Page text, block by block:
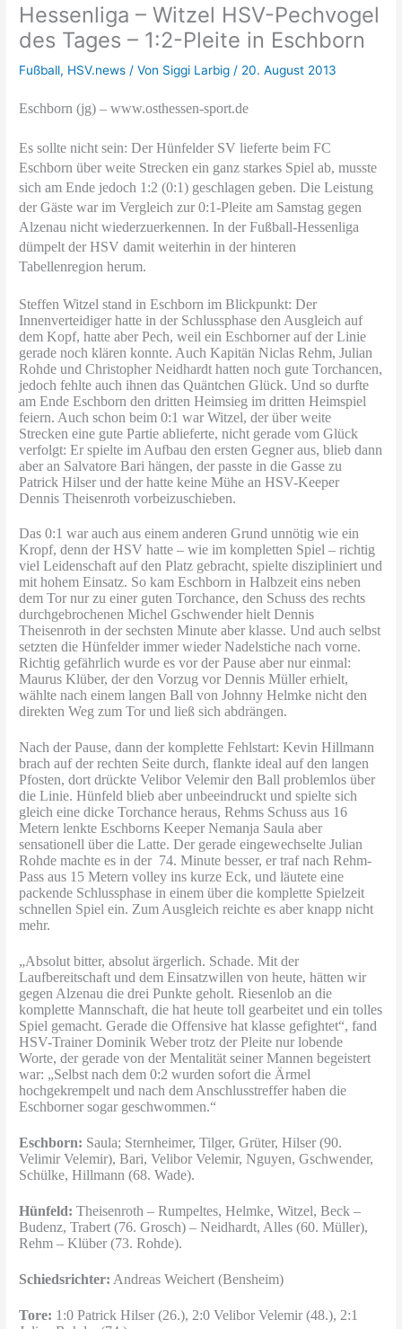
Hessenliga – Witzel HSV-Pechvogel
des Tages – 1:2-Pleite in Eschborn
Fußball, HSV.news / Von Siggi Larbig / 20. August 2013
Eschborn (jg) – www.osthessen-sport.de
Es sollte nicht sein: Der Hünfelder SV lieferte beim FC
Eschborn über weite Strecken ein ganz starkes Spiel ab, musste
sich am Ende jedoch 1:2 (0:1) geschlagen geben. Die Leistung
der Gäste war im Vergleich zur 0:1-Pleite am Samstag gegen
Alzenau nicht wiederzuerkennen. In der Fußball-Hessenliga
dümpelt der HSV damit weiterhin in der hinteren
Tabellenregion herum.
Steffen Witzel stand in Eschborn im Blickpunkt: Der
Innenverteidiger hatte in der Schlussphase den Ausgleich auf
dem Kopf, hatte aber Pech, weil ein Eschborner auf der Linie
gerade noch klären konnte. Auch Kapitän Niclas Rehm, Julian
Rohde und Christopher Neidhardt hatten noch gute Torchancen,
jedoch fehlte auch ihnen das Quäntchen Glück. Und so durfte
am Ende Eschborn den dritten Heimsieg im dritten Heimspiel
feiern. Auch schon beim 0:1 war Witzel, der über weite
Strecken eine gute Partie ablieferte, nicht gerade vom Glück
verfolgt: Er spielte im Aufbau den ersten Gegner aus, blieb dann
aber an Salvatore Bari hängen, der passte in die Gasse zu
Patrick Hilser und der hatte keine Mühe an HSV-Keeper
Dennis Theisenroth vorbeizuschieben.
Das 0:1 war auch aus einem anderen Grund unnötig wie ein
Kropf, denn der HSV hatte – wie im kompletten Spiel – richtig
viel Leidenschaft auf den Platz gebracht, spielte diszipliniert und
mit hohem Einsatz. So kam Eschborn in Halbzeit eins neben
dem Tor nur zu einer guten Torchance, den Schuss des rechts
durchgebrochenen Michel Gschwender hielt Dennis
Theisenroth in der sechsten Minute aber klasse. Und auch selbst
setzten die Hünfelder immer wieder Nadelstiche nach vorne.
Richtig gefährlich wurde es vor der Pause aber nur einmal:
Maurus Klüber, der den Vorzug vor Dennis Müller erhielt,
wählte nach einem langen Ball von Johnny Helmke nicht den
direkten Weg zum Tor und ließ sich abdrängen.
Nach der Pause, dann der komplette Fehlstart: Kevin Hillmann
brach auf der rechten Seite durch, flankte ideal auf den langen
Pfosten, dort drückte Velibor Velemir den Ball problemlos über
die Linie. Hünfeld blieb aber unbeeindruckt und spielte sich
gleich eine dicke Torchance heraus, Rehms Schuss aus 16
Metern lenkte Eschborns Keeper Nemanja Saula aber
sensationell über die Latte. Der gerade eingewechselte Julian
Rohde machte es in der 74. Minute besser, er traf nach Rehm-
Pass aus 15 Metern volley ins kurze Eck, und läutete eine
packende Schlussphase in einem über die komplette Spielzeit
schnellen Spiel ein. Zum Ausgleich reichte es aber knapp nicht
mehr.
„Absolut bitter, absolut ärgerlich. Schade. Mit der
Laufbereitschaft und dem Einsatzwillen von heute, hätten wir
gegen Alzenau die drei Punkte geholt. Riesenlob an die
komplette Mannschaft, die hat heute toll gearbeitet und ein tolles
Spiel gemacht. Gerade die Offensive hat klasse gefightet“, fand
HSV-Trainer Dominik Weber trotz der Pleite nur lobende
Worte, der gerade von der Mentalität seiner Mannen begeistert
war: „Selbst nach dem 0:2 wurden sofort die Ärmel
hochgekrempelt und nach dem Anschlusstreffer haben die
Eschborner sogar geschwommen.“
Eschborn: Saula; Sternheimer, Tilger, Grüter, Hilser (90.
Velimir Velemir), Bari, Velibor Velemir, Nguyen, Gschwender,
Schülke, Hillmann (68. Wade).
Hünfeld: Theisenroth – Rumpeltes, Helmke, Witzel, Beck –
Budenz, Trabert (76. Grosch) – Neidhardt, Alles (60. Müller),
Rehm – Klüber (73. Rohde).
Schiedsrichter: Andreas Weichert (Bensheim)
Tore: 1:0 Patrick Hilser (26.), 2:0 Velibor Velemir (48.), 2:1